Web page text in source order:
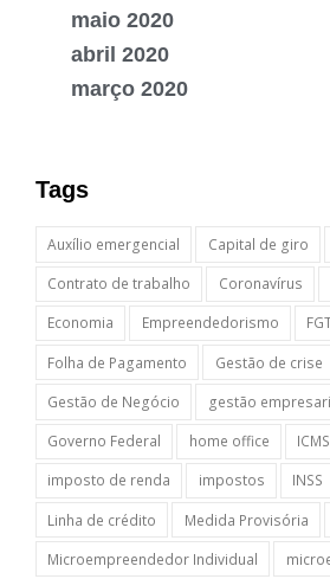
maio 2020
abril 2020
março 2020
Tags
Auxílio emergencial Capital de giro
Contrato de trabalho
Coronavírus
Economia
Empreendedorismo
Folha de Pagamento
Gestão de crise
Gestão de Negócio
gestão
Governo Federal
home office
ICMS
imposto de renda
impostos INSS
Linha de crédito
Medida Provisória
Microempreendedor Individual